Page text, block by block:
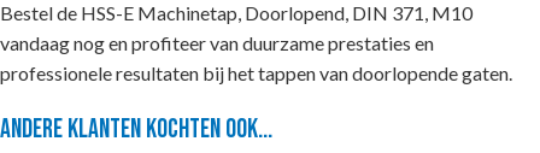
Bestel de HSS-E Machinetap, Doorlopend, DIN 371, M10
vandaag nog en profiteer van duurzame prestaties en
professionele resultaten bij het tappen van doorlopende gaten.
Andere klanten kochten ook...